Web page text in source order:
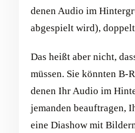
denen Audio im
abgespielt wird),
Das heißt aber nicht,
müssen. Sie könnten B-
denen Ihr Audio im
jemanden beauftragen,
eine Diashow mit